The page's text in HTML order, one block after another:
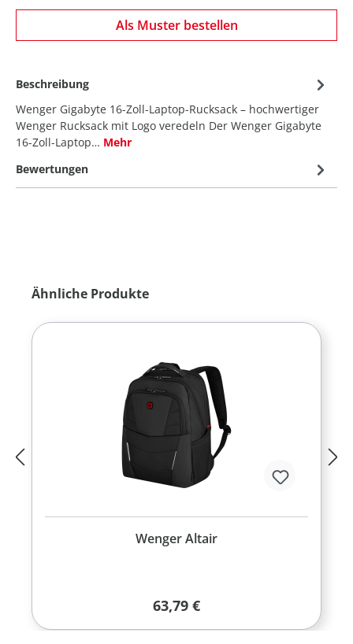
Als Muster bestellen
Beschreibung
Wenger Gigabyte 16-Zoll-Laptop-Rucksack – hochwertiger
Wenger Rucksack mit Logo veredeln Der Wenger Gigabyte
16-Zoll-Laptop… Mehr
Bewertungen
Produktgalerie überspringen
Ähnliche Produkte
Wenger Altair
Regulärer Preis:
63,79 €